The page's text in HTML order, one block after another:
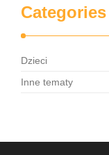
Categories
Dzieci
Inne tematy